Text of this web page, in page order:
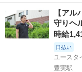
でケアする『日中の見守
【サービス】 訪問介護（日勤） 【仕事内容】 ご高齢や
がいによりおひとりでは
東蒲原郡 豊
【ア
守りヘ
時給
日払い
ユースタ
豊実駅